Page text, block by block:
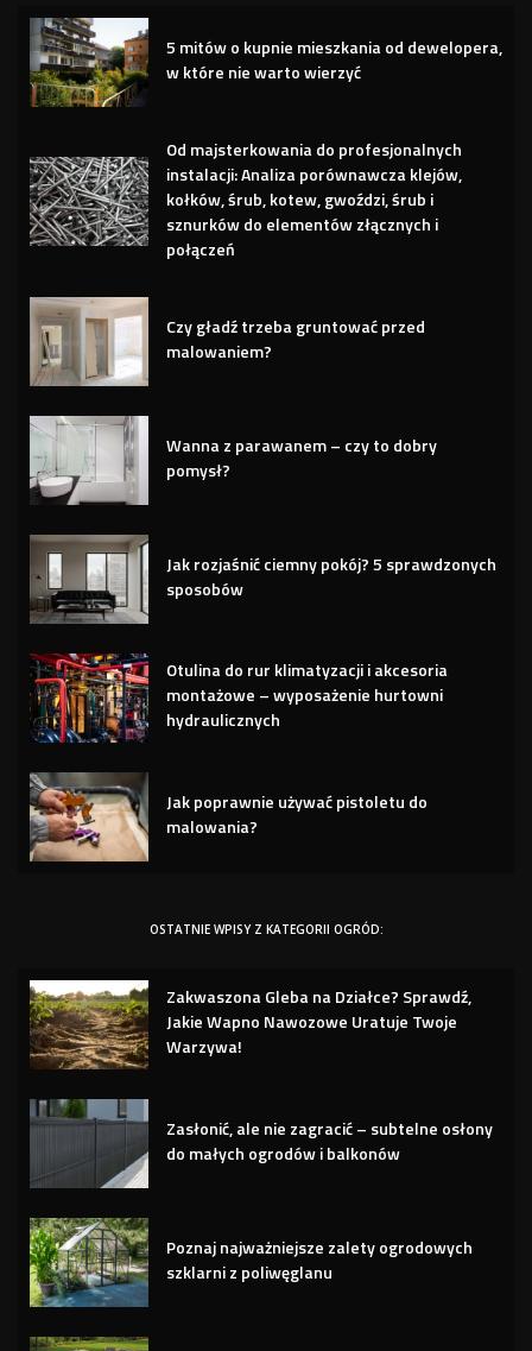
5 mitów o kupnie mieszkania od dewelopera,
w które nie warto wierzyć
Od majsterkowania do profesjonalnych
instalacji: Analiza porównawcza klejów,
kołków, śrub, kotew, gwoździ, śrub i
sznurków do elementów złącznych i
połączeń
Czy gładź trzeba gruntować przed
malowaniem?
Wanna z parawanem – czy to dobry
pomysł?
Jak rozjaśnić ciemny pokój? 5 sprawdzonych
sposobów
Otulina do rur klimatyzacji i akcesoria
montażowe – wyposażenie hurtowni
hydraulicznych
Jak poprawnie używać pistoletu do
malowania?
OSTATNIE WPISY Z KATEGORII OGRÓD:
Zakwaszona Gleba na Działce? Sprawdź,
Jakie Wapno Nawozowe Uratuje Twoje
Warzywa!
Zasłonić, ale nie zagracić – subtelne osłony
do małych ogrodów i balkonów
Poznaj najważniejsze zalety ogrodowych
szklarni z poliwęglanu